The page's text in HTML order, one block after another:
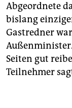
Abgeordnete
bislang
Gastredner
Seiten gut
Teilnehmer